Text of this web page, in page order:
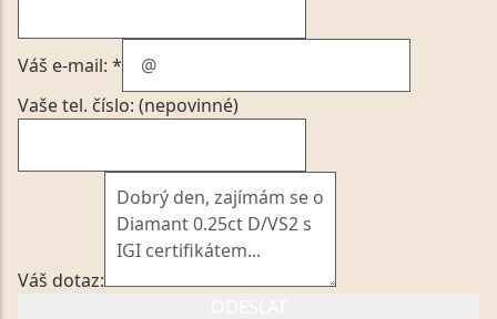
Váš e-mail: *
Vaše tel. číslo: (nepovinné)
Váš dotaz: